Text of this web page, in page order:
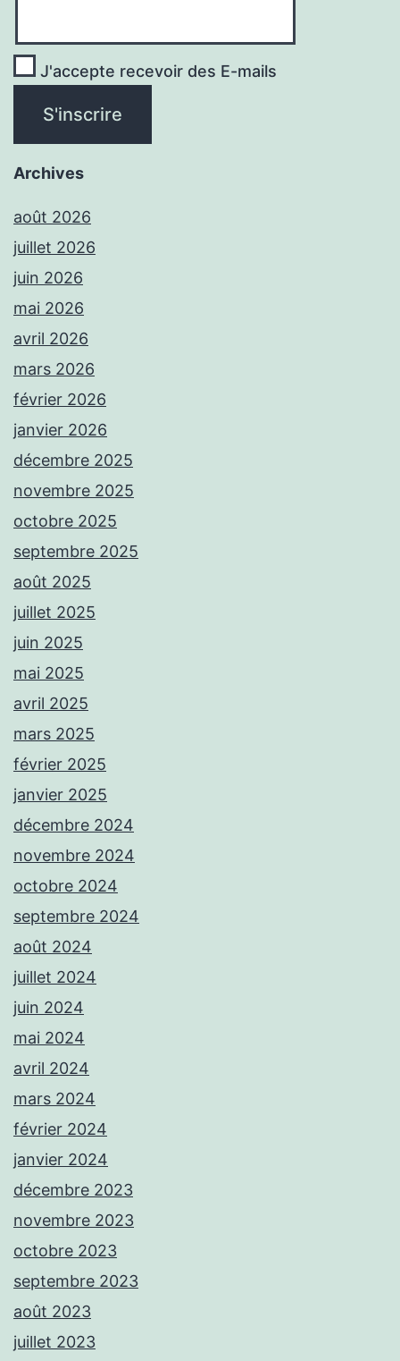
J'accepte recevoir des E-mails
Archives
août 2026
juillet 2026
juin 2026
mai 2026
avril 2026
mars 2026
février 2026
janvier 2026
décembre 2025
novembre 2025
octobre 2025
septembre 2025
août 2025
juillet 2025
juin 2025
mai 2025
avril 2025
mars 2025
février 2025
janvier 2025
décembre 2024
novembre 2024
octobre 2024
septembre 2024
août 2024
juillet 2024
juin 2024
mai 2024
avril 2024
mars 2024
février 2024
janvier 2024
décembre 2023
novembre 2023
octobre 2023
septembre 2023
août 2023
juillet 2023